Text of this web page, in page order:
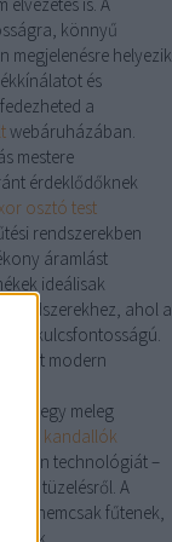
könnyű
megjelenésre helyezik
és
a
webáruházában.
mestere
érdeklődőknek
osztó test
rendszerekben
áramlást
ideálisak
rendszerekhez, ahol a
kulcsfontosságú.
modern
egy meleg
A kandallók
technológiát –
tüzelésről. A
nemcsak fűtenek,